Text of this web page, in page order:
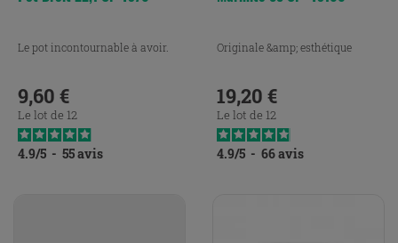
Le pot incontournable à avoir.
Prix
9,60 €
Le lot de 12
4.9/5 - 55avis
Originale &amp; esthétique
Prix
19,20 €
Le lot de 12
4.9/5 - 66avis